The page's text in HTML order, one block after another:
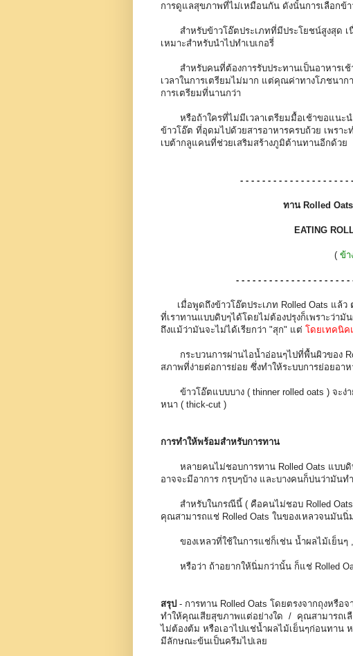
การดูแลสุขภาพที่ไม่เหมือนกัน ดังนั้นการเลือกข้
สำหรับข้าวโอ๊ตประเภทที่มีประโยชน์สูงสุด เ
เหมาะสำหรับนำไปทำเบเกอรี่
สำหรับคนที่ต้องการรับประทานเป็นอาหารเช้
เวลาในการเตรียมไม่มาก แต่คุณค่าทางโภชนาก
การเตรียมที่นานกว่า
หรือถ้าใครที่ไม่มีเวลาเตรียมมื้อเช้าขอแนะน
ข้าวโอ๊ต ที่อุดมไปด้วยสารอาหารครบถ้วย เพราะ
เบต้ากลูแคนที่ช่วยเสริมสร้างภูมิต้านทานอีกด้วย
- - - - - - - - - - - - - - - - - - - -
ทาน Rolled
EATING
( ข้า
- - - - - - - - - - - - - - - - - - - -
เมื่อพูดถึงข้าวโอ๊ตประเภท Rolled Oats แล้ว
ที่เราทานแบบดิบๆได้โดยไม่ต้องปรุงก็เพราะว่า
ถึงแม้ว่ามันจะไม่ได้เรียกว่า "สุก" แต่ โดยเทคนิค
กระบวนการผ่านไอน้ำอ่อนๆไปที่พื้นผิวของ
สภาพที่ง่ายต่อการย่อย ซึ่งทำให้ระบบการย่อยอา
ข้าวโอ๊ตแบบบาง ( thinner rolled oats ) จะ
หนา ( thick-cut )
การทำให้พร้อมสำหรับการทาน
หลายคนไม่ชอบการทาน Rolled Oats แบบ
อาจจะมีอาการ กรุบๆบ้าง และบางคนก็บ่นว่ามันท
สำหรับในกรณีนี้ ( คือคนไม่ชอบ Rolled Oats
คุณสามารถแช่ Rolled Oats ในของเหลวจนมันนิ่
ของเหลวที่ใช้ในการแช่ก็เช่น น้ำผลไม้เย็นๆ
หรือว่า ถ้าอยากให้นิ่มกว่านั้น ก็แช่ Rolled
สรุป - การทาน Rolled Oats โดยตรงจากถุงหรือ
ทำให้คุณเสียสุขภาพแต่อย่างใด / คุณสามารถเลื
ไม่ต้องต้ม หรือเอาไปแช่น้ำผลไม้เย็นๆก่อนทาน
มีลักษณะข้นเป็นครีมไปเลย